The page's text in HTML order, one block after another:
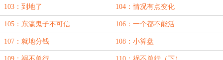
103：到地了 104：情况有点变化
105：东瀛鬼子不可信 106：一个都不能活
107：就地分钱 108：小算盘